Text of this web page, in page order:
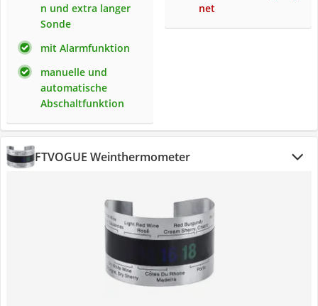
n und extra langer
Sonde
mit Alarmfunktion
manuelle und
automatische
Abschaltfunktion
net
FTVOGUE Weinthermometer